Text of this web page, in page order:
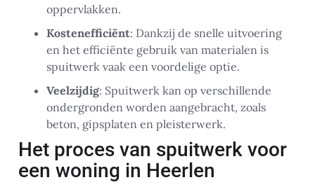
oppervlakken.
Kostenefficiënt: Dankzij de snelle uitvoering
en het efficiënte gebruik van materialen is
spuitwerk vaak een voordelige optie.
Veelzijdig: Spuitwerk kan op verschillende
ondergronden worden aangebracht, zoals
beton, gipsplaten en pleisterwerk.
Het proces van spuitwerk voor
een woning in Heerlen